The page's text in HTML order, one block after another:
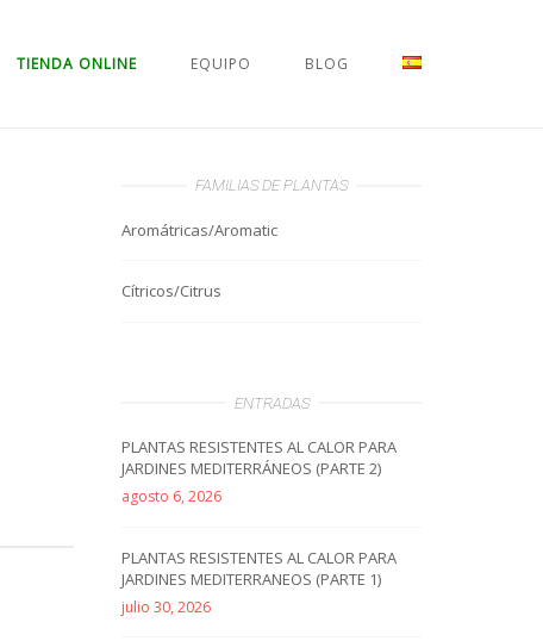
TIENDA ONLINE EQUIPO BLOG
FAMILIAS DE PLANTAS
Aromátricas/Aromatic
Cítricos/Citrus
ENTRADAS
PLANTAS RESISTENTES AL CALOR PARA
JARDINES MEDITERRÁNEOS (PARTE 2)
agosto 6, 2026
PLANTAS RESISTENTES AL CALOR PARA
JARDINES MEDITERRANEOS (PARTE 1)
julio 30, 2026